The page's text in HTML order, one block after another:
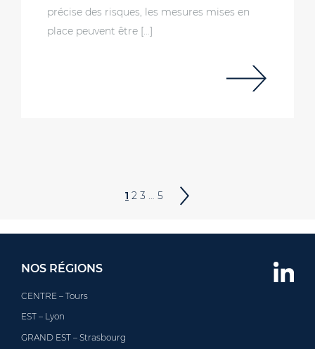
précise des risques, les mesures mises en
place peuvent être […]
1 2 3 5
NOS RÉGIONS
CENTRE – Tours
EST – Lyon
GRAND EST – Strasbourg